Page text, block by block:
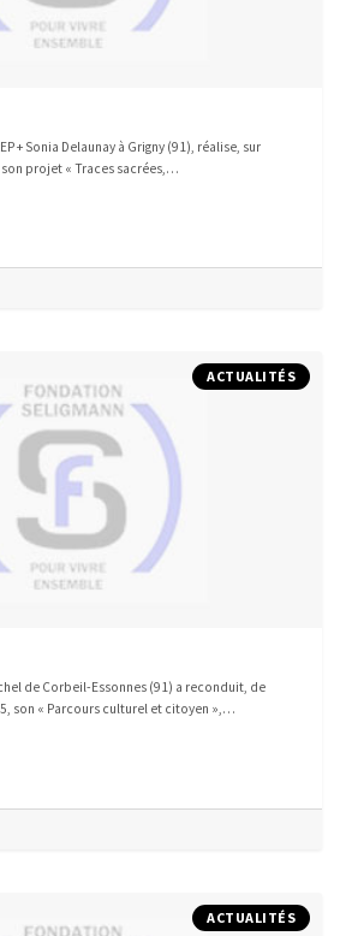
+ Sonia Delaunay à Grigny (91), réalise, sur
son projet « Traces sacrées,…
ACTUALITÉS
de Corbeil-Essonnes (91) a reconduit, de
son « Parcours culturel et citoyen »,…
ACTUALITÉS